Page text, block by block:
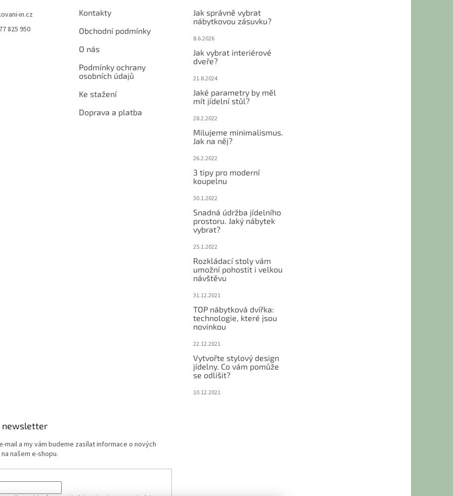
in.cz
825 950
Kontakty
Obchodní podmínky
O nás
Podmínky ochrany
osobních údajů
Ke stažení
Doprava a platba
Jak správně vybrat
nábytkovou zásuvku?
8.6.2026
Jak vybrat interiérové
dveře?
21.8.2024
Jaké parametry by měl
mít jídelní stůl?
28.2.2022
Milujeme minimalismus.
Jak na něj?
26.2.2022
3 tipy pro moderní
koupelnu
30.1.2022
Snadná údržba jídelního
prostoru. Jaký nábytek
vybrat?
25.1.2022
Rozkládací stoly vám
umožní pohostit i velkou
návštěvu
31.12.2021
TOP nábytková dvířka:
technologie, které jsou
novinkou
22.12.2021
Vytvořte stylový design
jídelny. Co vám pomůže
se odlišit?
10.12.2021
newsletter
mail a my vám budeme zasílat informace o nových
našem e-shopu.